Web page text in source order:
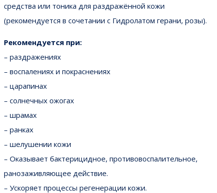
средства или тоника для раздражённой кожи
(рекомендуется в сочетании с Гидролатом герани, розы).
Рекомендуется при:
– раздражениях
– воспалениях и покраснениях
– царапинах
– солнечных ожогах
– шрамах
– ранках
– шелушении кожи
– Оказывает бактерицидное, противовоспалительное,
ранозаживляющее действие.
– Ускоряет процессы регенерации кожи.